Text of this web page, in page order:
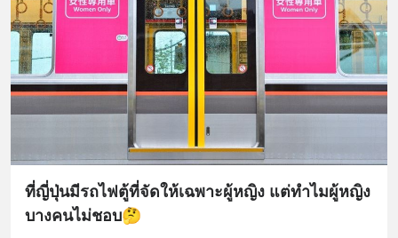
ที่ญี่ปุ่นมีรถไฟตู้ที่จัดให้เฉพาะผู้หญิง แต่ทำไมผู้หญิง
บางคนไม่ชอบ🤔